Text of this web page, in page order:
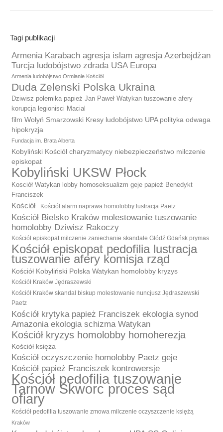
Tagi publikacji
Armenia Karabach agresja islam agresja Azerbejdżan
Turcja ludobójstwo zdrada USA Europa
Armenia ludobójstwo Ormianie Kościół
Duda Zelenski Polska Ukraina
Dziwisz polemika papież Jan Paweł Watykan tuszowanie afery
korupcja legionisci Macial
film Wołyń Smarzowski Kresy ludobójstwo UPA polityka odwaga
hipokryzja
Fundacja im. Brata Alberta
Kobyliński Kościół charyzmatycy niebezpieczeństwo milczenie
episkopat
Kobyliński UKSW Płock
Kosciół Watykan lobby homoseksualizm geje papież Benedykt
Franciszek
Kościół Kościół alarm naprawa homolobby lustracja Paetz
Kościół Bielsko Kraków molestowanie tuszowanie
homolobby Dziwisz Rakoczy
Kościół episkopat milczenie zaniechanie skandale Głódź Gdańsk prymas
Kościół episkopat pedofilia lustracja
tuszowanie afery komisja rząd
Kościół Kobyliński Polska Watykan homolobby kryzys
Kościół Kraków Jędraszewski
Kościół Kraków skandal biskup molestowanie nuncjusz Jędraszewski
Paetz
Kościół krytyka papież Franciszek ekologia synod
Amazonia ekologia schizma Watykan
Kościół kryzys homolobby homoherezja
Kościół księża
Kościół oczyszczenie homolobby Paetz geje
Kościół papież Franciszek kontrowersje
Kościół pedofilia tuszowanie
Tarnów Skworc proces sąd
ofiary
Kościół pedofilia tuszowanie zmowa milczenie oczyszczenie księżą
Kraków